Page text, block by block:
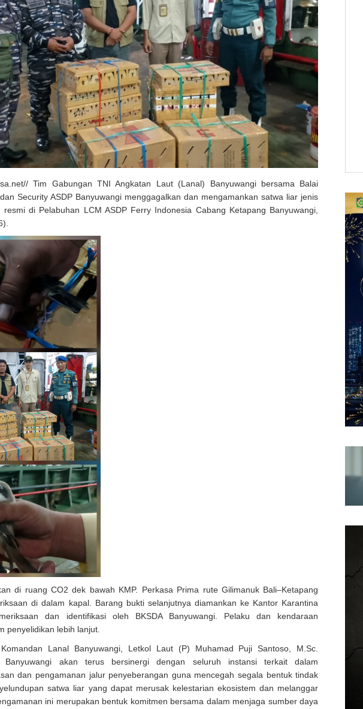
Tim Gabungan TNI Angkatan Laut (Lanal) Banyuwangi bersama Balai
Security ASDP Banyuwangi menggagalkan dan mengamankan satwa liar jenis
di Pelabuhan LCM ASDP Ferry Indonesia Cabang Ketapang Banyuwangi,
di ruang CO2 dek bawah KMP. Perkasa Prima rute Gilimanuk Bali–Ketapang
di dalam kapal. Barang bukti selanjutnya diamankan ke Kantor Karantina
dan identifikasi oleh BKSDA Banyuwangi. Pelaku dan kendaraan
penyelidikan lebih lanjut.
Lanal Banyuwangi, Letkol Laut (P) Muhamad Puji Santoso, M.Sc.
Banyuwangi akan terus bersinergi dengan seluruh instansi terkait dalam
dan pengamanan jalur penyeberangan guna mencegah segala bentuk tindak
satwa liar yang dapat merusak kelestarian ekosistem dan melanggar
ini merupakan bentuk komitmen bersama dalam menjaga sumber daya